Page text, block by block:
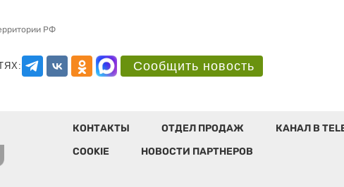
РФ
Сообщить новость
КОНТАКТЫ ОТДЕЛ ПРОДАЖ КАНАЛ В
COOKIE
НОВОСТИ ПАРТНЕРОВ